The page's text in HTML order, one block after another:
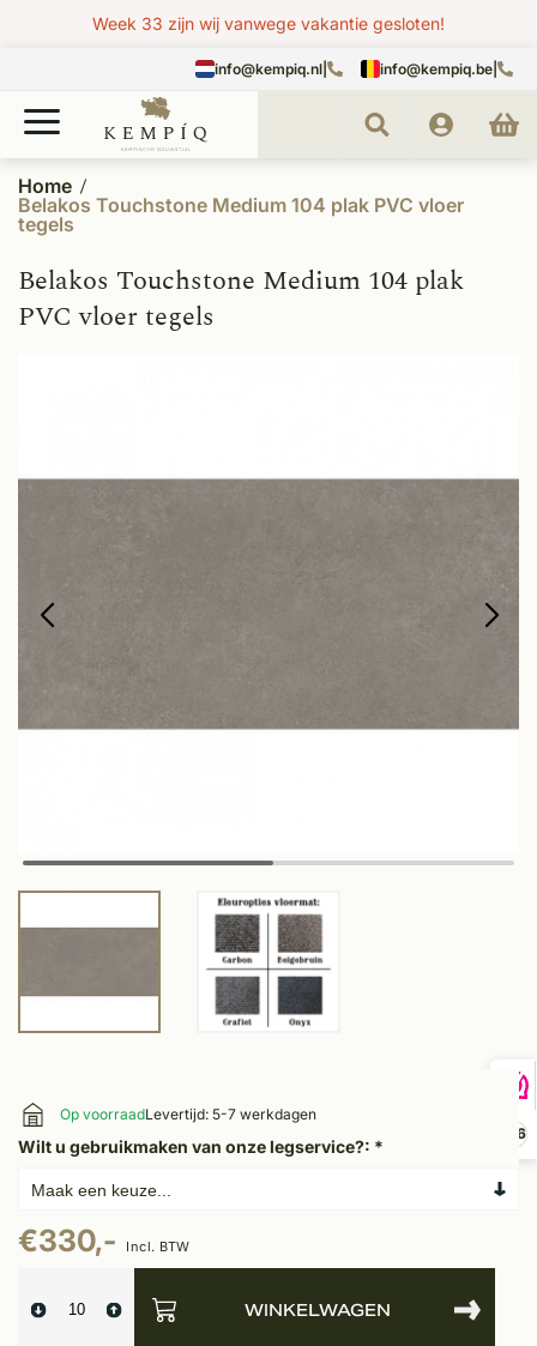
9,6
Week 33 zijn wij vanwege vakantie gesloten!
info@kempiq.nl info@kempiq.be
Home
Belakos Touchstone Medium 104 plak PVC vloer
tegels
Belakos Touchstone Medium 104 plak
PVC vloer tegels
Op voorraadLevertijd: 5-7 werkdagen
Wilt u gebruikmaken van onze legservice?: *
€330,- Incl. BTW
WINKELWAGEN